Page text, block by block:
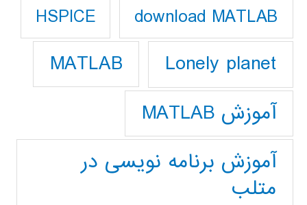
download MATLAB
HSPICE
Lonely planet
MATLAB
آموزش MATLAB
آموزش برنامه نویسی در
متلب